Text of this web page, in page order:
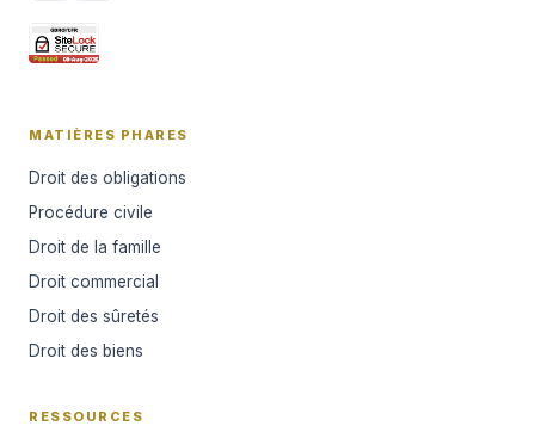
MATIÈRES PHARES
Droit des obligations
Procédure civile
Droit de la famille
Droit commercial
Droit des sûretés
Droit des biens
RESSOURCES